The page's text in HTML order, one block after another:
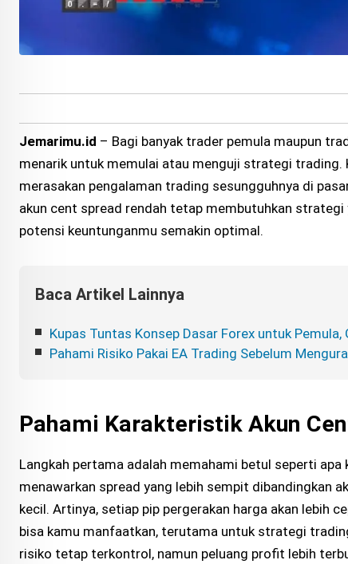
Jemarimu.id – Bagi banyak trader pemula maupun
menarik untuk memulai atau menguji strategi
merasakan pengalaman trading sesungguhnya di
akun cent spread rendah tetap membutuhkan
potensi keuntunganmu semakin optimal.
Baca Artikel Lainnya
Kupas Tuntas Konsep Dasar Forex untuk Pemula,
Pahami Risiko Pakai EA Trading Sebelum
Pahami Karakteristik Akun
Langkah pertama adalah memahami betul seperti
menawarkan spread yang lebih sempit dibandingkan
kecil. Artinya, setiap pip pergerakan harga akan lebih
bisa kamu manfaatkan, terutama untuk strategi
risiko tetap terkontrol, namun peluang profit lebih